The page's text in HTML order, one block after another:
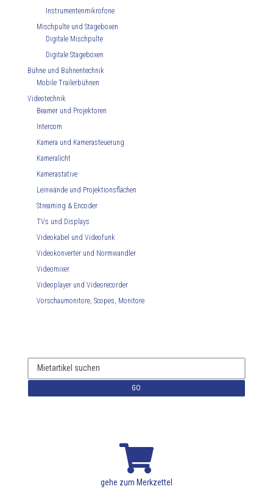
Instrumentenmikrofone
Mischpulte und Stageboxen
Digitale Mischpulte
Digitale Stageboxen
Bühne und Bühnentechnik
Mobile Trailerbühnen
Videotechnik
Beamer und Projektoren
Intercom
Kamera und Kamerasteuerung
Kameralicht
Kamerastative
Leinwände und Projektionsflächen
Streaming & Encoder
TVs und Displays
Videokabel und Videofunk
Videokonverter und Normwandler
Videomixer
Videoplayer und Videorecorder
Vorschaumonitore, Scopes, Monitore
GO

gehe zum Merkzettel